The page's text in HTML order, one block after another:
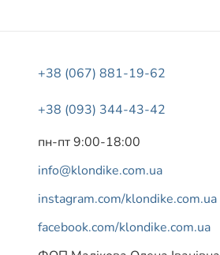
+38 (067) 881-19-62
+38 (093) 344-43-42
пн-пт 9:00-18:00
info@klondike.com.ua
instagram.com/klondike.com.ua
facebook.com/klondike.com.ua